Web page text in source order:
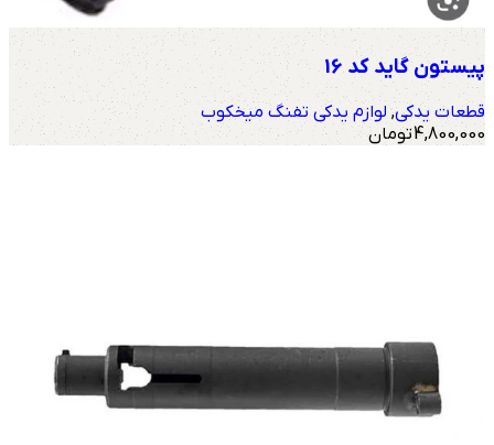
پیستون گاید کد 16
قطعات یدکی,لوازم یدکی تفنگ میخکوب
4,800,000تومان